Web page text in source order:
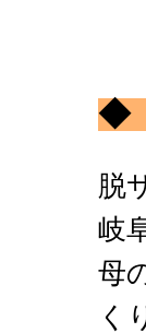
◆
脱
岐
母
く